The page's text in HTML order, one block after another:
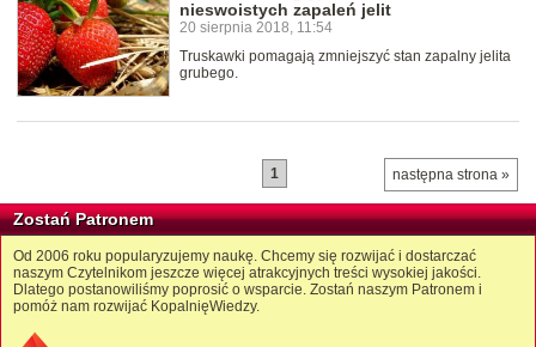
nieswoistych zapaleń jelit
20 sierpnia 2018, 11:54
Truskawki pomagają zmniejszyć stan zapalny jelita
grubego.
następna strona »
1
Zostań Patronem
Od 2006 roku popularyzujemy naukę. Chcemy się rozwijać i dostarczać
naszym Czytelnikom jeszcze więcej atrakcyjnych treści wysokiej jakości.
Dlatego postanowiliśmy poprosić o wsparcie. Zostań naszym Patronem i
pomóż nam rozwijać KopalnięWiedzy.